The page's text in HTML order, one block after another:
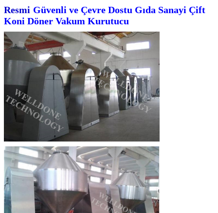
Resmi Güvenli ve Çevre Dostu Gıda Sanayi Çift
Koni Döner Vakum Kurutucu